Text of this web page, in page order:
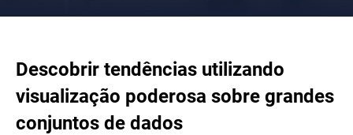
Descobrir tendências utilizando
visualização poderosa sobre grandes
conjuntos de dados